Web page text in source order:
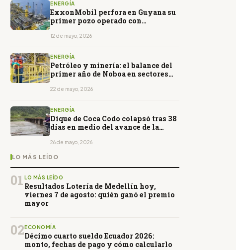
ENERGÍA
ExxonMobil perfora en Guyana su
primer pozo operado con
12 de mayo, 2026
ENERGÍA
Petróleo y minería: el balance del
primer año de Noboa en sectores
22 de mayo, 2026
ENERGÍA
Dique de Coca Codo colapsó tras 38
días en medio del avance de la
26 de mayo, 2026
LO MÁS LEÍDO
01 LO MÁS LEÍDO
Resultados Lotería de Medellín hoy,
viernes 7 de agosto: quién ganó el premio
mayor
02 ECONOMÍA
Décimo cuarto sueldo Ecuador 2026:
monto, fechas de pago y cómo calcularlo